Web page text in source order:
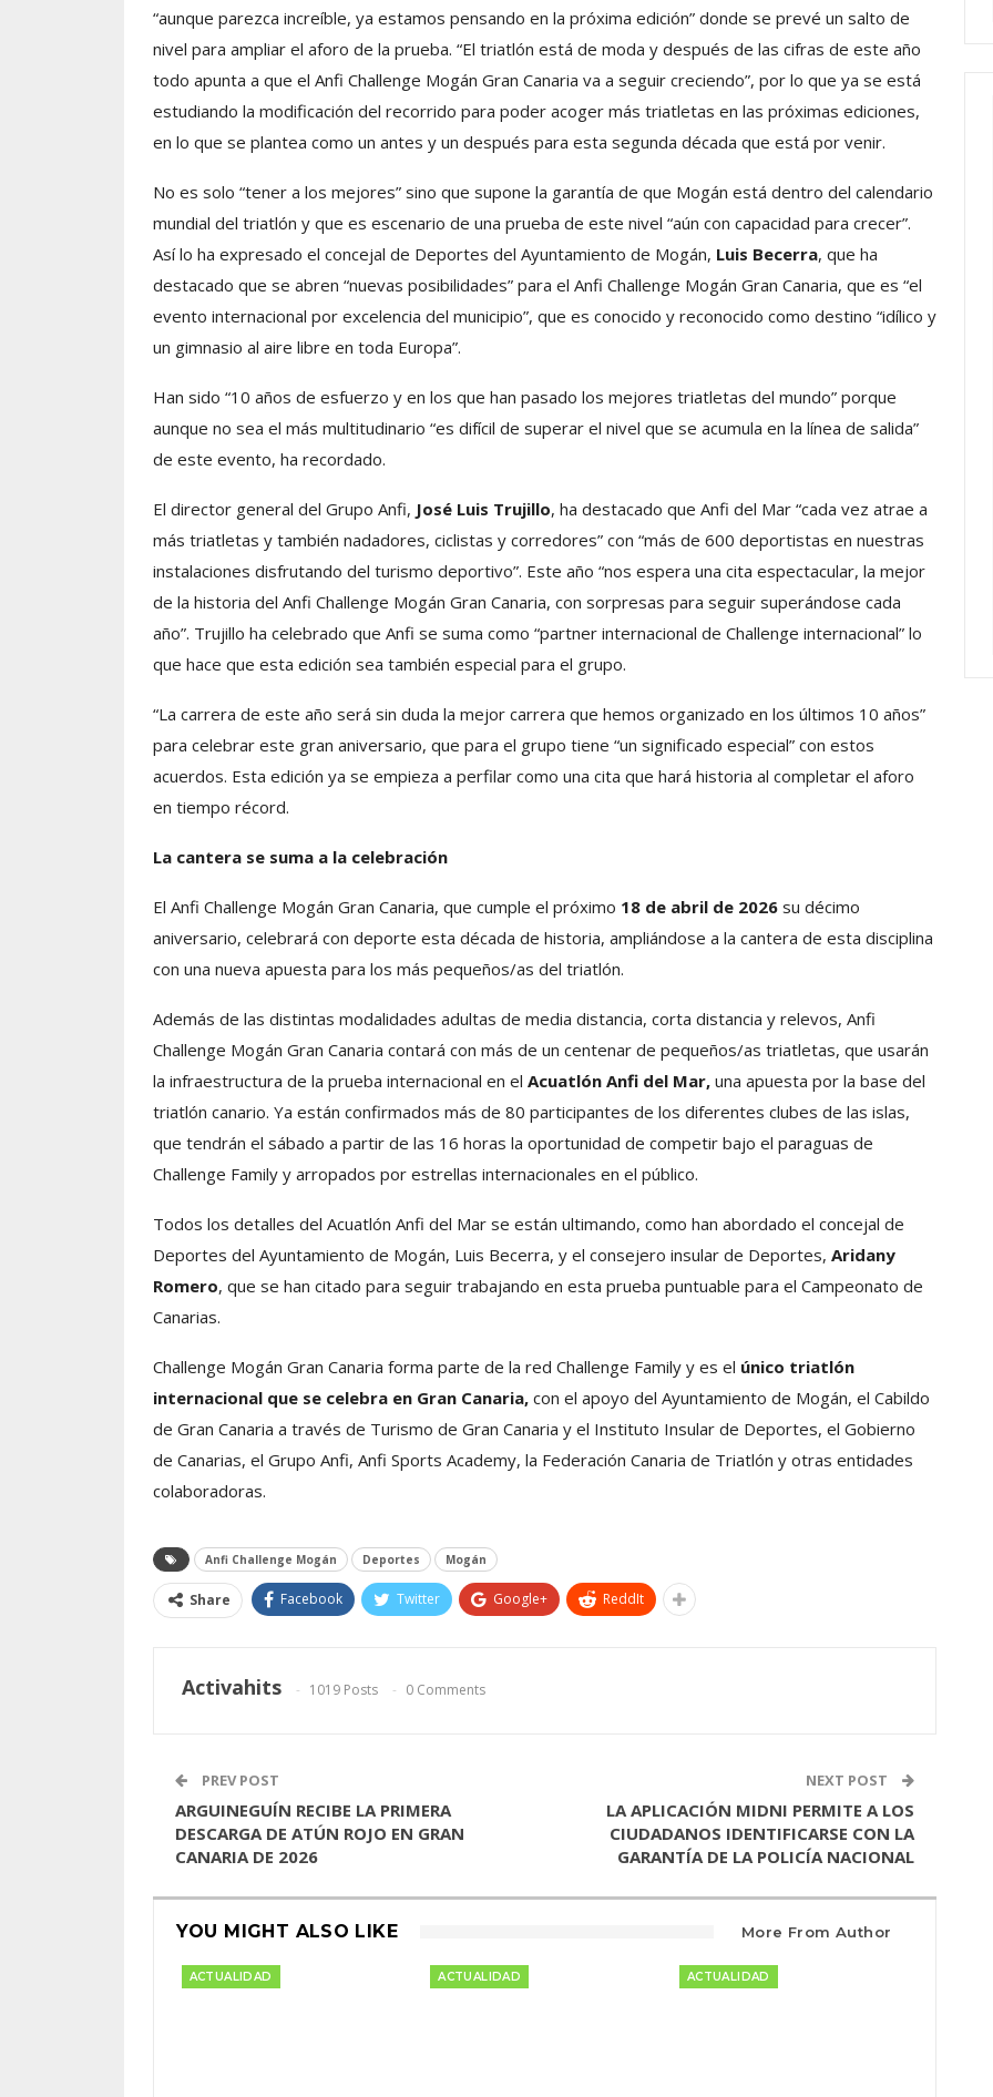
“aunque parezca increíble, ya estamos pensando en la próxima edición” donde se prevé un salto de
nivel para ampliar el aforo de la prueba. “El triatlón está de moda y después de las cifras de este año
todo apunta a que el Anfi Challenge Mogán Gran Canaria va a seguir creciendo”, por lo que ya se está
estudiando la modificación del recorrido para poder acoger más triatletas en las próximas ediciones,
en lo que se plantea como un antes y un después para esta segunda década que está por venir.
No es solo “tener a los mejores” sino que supone la garantía de que Mogán está dentro del calendario
mundial del triatlón y que es escenario de una prueba de este nivel “aún con capacidad para crecer”.
Así lo ha expresado el concejal de Deportes del Ayuntamiento de Mogán, Luis Becerra, que ha
destacado que se abren “nuevas posibilidades” para el Anfi Challenge Mogán Gran Canaria, que es “el
evento internacional por excelencia del municipio”, que es conocido y reconocido como destino “idílico y
un gimnasio al aire libre en toda Europa”.
Han sido “10 años de esfuerzo y en los que han pasado los mejores triatletas del mundo” porque
aunque no sea el más multitudinario “es difícil de superar el nivel que se acumula en la línea de salida”
de este evento, ha recordado.
El director general del Grupo Anfi, José Luis Trujillo, ha destacado que Anfi del Mar “cada vez atrae a
más triatletas y también nadadores, ciclistas y corredores” con “más de 600 deportistas en nuestras
instalaciones disfrutando del turismo deportivo”. Este año “nos espera una cita espectacular, la mejor
de la historia del Anfi Challenge Mogán Gran Canaria, con sorpresas para seguir superándose cada
año”. Trujillo ha celebrado que Anfi se suma como “partner internacional de Challenge internacional” lo
que hace que esta edición sea también especial para el grupo.
“La carrera de este año será sin duda la mejor carrera que hemos organizado en los últimos 10 años”
para celebrar este gran aniversario, que para el grupo tiene “un significado especial” con estos
acuerdos. Esta edición ya se empieza a perfilar como una cita que hará historia al completar el aforo
en tiempo récord.
La cantera se suma a la celebración
El Anfi Challenge Mogán Gran Canaria, que cumple el próximo 18 de abril de 2026su décimo
aniversario, celebrará con deporte esta década de historia, ampliándose a la cantera de esta disciplina
con una nueva apuesta para los más pequeños/as del triatlón.
Además de las distintas modalidades adultas de media distancia, corta distancia y relevos, Anfi
Challenge Mogán Gran Canaria contará con más de un centenar de pequeños/as triatletas, que usarán
la infraestructura de la prueba internacional en el Acuatlón Anfi del Mar, una apuesta por la base del
triatlón canario. Ya están confirmados más de 80 participantes de los diferentes clubes de las islas,
que tendrán el sábado a partir de las 16 horas la oportunidad de competir bajo el paraguas de
Challenge Family y arropados por estrellas internacionales en el público.
Todos los detalles del Acuatlón Anfi del Mar se están ultimando, como han abordado el concejal de
Deportes del Ayuntamiento de Mogán, Luis Becerra, y el consejero insular de Deportes, Aridany
Romero, que se han citado para seguir trabajando en esta prueba puntuable para el Campeonato de
Canarias.
Challenge Mogán Gran Canaria forma parte de la red Challenge Family y es el único triatlón
internacional que se celebra en Gran Canaria, con el apoyo del Ayuntamiento de Mogán, el Cabildo
de Gran Canaria a través de Turismo de Gran Canaria y el Instituto Insular de Deportes, el Gobierno
de Canarias, el Grupo Anfi, Anfi Sports Academy, la Federación Canaria de Triatlón y otras entidades
colaboradoras.
Anfi Challenge Mogán Deportes Mogán
Share Facebook Twitter Google+ ReddIt
Activahits 1019 Posts 0 Comments
PREV POST
ARGUINEGUÍN RECIBE LA PRIMERA
DESCARGA DE ATÚN ROJO EN GRAN
CANARIA DE 2026
NEXT POST
LA APLICACIÓN MIDNI PERMITE A LOS
CIUDADANOS IDENTIFICARSE CON LA
GARANTÍA DE LA POLICÍA NACIONAL
YOU MIGHT ALSO LIKE More From Author
ACTUALIDAD ACTUALIDAD ACTUALIDAD